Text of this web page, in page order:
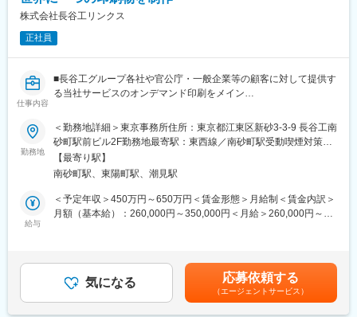
株式会社長谷工リンクス
正社員
仕事内容
■長谷工グループ各社や官公庁・一般企業等の顧客に対して提供す
る当社サービスのオンデマンド印刷をメイン
ーターへの業務設計・効率化をお任せします。
■受注した印刷物（冊子/POP/大判ポスター/等）の制作工程をオペ
レーターへの業務落とし込み
※各案件の制作進行はDTPオペレーターが担当
■日々の業務や印刷エラー発生時における技術面での課題特定・業
務効率化フォロー
■型にはまらない業務であり、今まで培ってきた印刷技術の知識を
変更の範囲：会社の定める業務
勤務地
＜勤務地詳細＞東京事務所住所：東京都江東区新砂3-3-9 長谷工南
砂町駅前ビル2F勤務地最寄駅：東西線／南砂町駅受動喫煙対策：
屋内全面禁煙変更の範囲：会社の定める事業所
【最寄り駅】
南砂町駅、東陽町駅、潮見駅
給与
＜予定年収＞450万円～650万円＜賃金形態＞月給制＜賃金内訳＞
月額（基本給）：260,000円～350,000円＜月給＞260,000円～
す。月給(月額)は固定手当を含めた表記です。
気になる 応募依頼する
（エージェントサービス）